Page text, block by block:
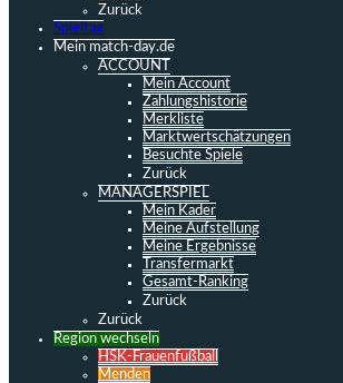
Zurück
Spieltag
Mein match-day.de
ACCOUNT
Mein Account
Zahlungshistorie
Merkliste
Marktwertschätzungen
Besuchte Spiele
Zurück
MANAGERSPIEL
Mein Kader
Meine Aufstellung
Meine Ergebnisse
Transfermarkt
Gesamt-Ranking
Zurück
Zurück
Region wechseln
HSK-Frauenfußball
Menden